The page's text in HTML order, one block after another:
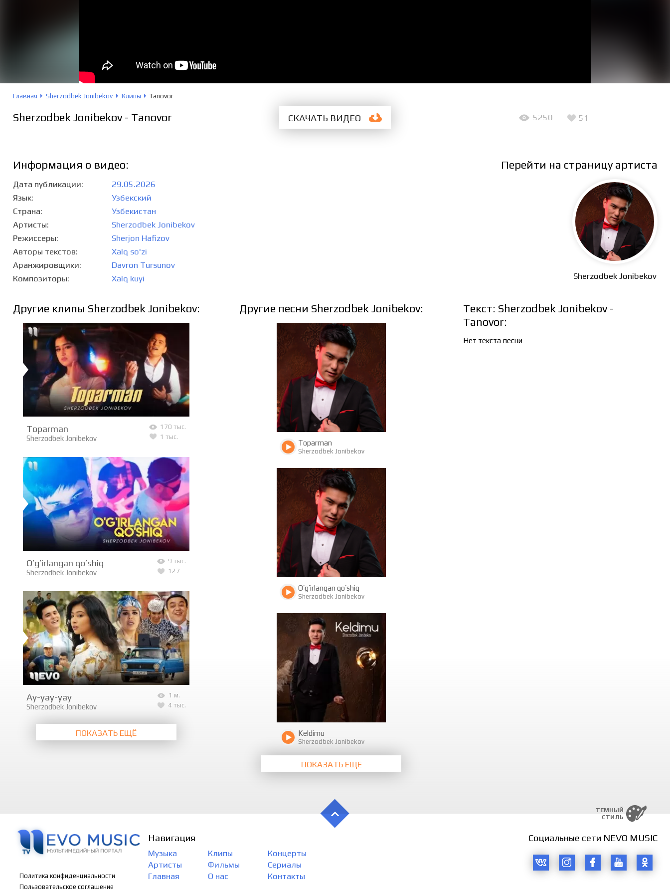
Главная Sherzodbek Jonibekov Клипы Tanovor
Sherzodbek Jonibekov - Tanovor СКАЧАТЬ ВИДЕО 5250 51
Информация о видео:
Дата публикации
29.05.2026
Язык
Узбекский
Страна
Узбекистан
Артисты
Sherzodbek Jonibekov
Режиссеры
Sherjon Hafizov
Авторы текстов
Xalq so'zi
Аранжировщики
Davron Tursunov
Композиторы
Xalq kuyi
Перейти на страницу артиста
Sherzodbek Jonibekov
Другие клипы Sherzodbek Jonibekov:
170 тыс.
1 тыс.
Toparman
Sherzodbek Jonibekov
9 тыс.
127
O’g’irlangan qo’shiq
Sherzodbek Jonibekov
1 м.
4 тыс.
Ay-yay-yay
Sherzodbek Jonibekov
ПОКАЗАТЬ ЕЩЁ
Другие песни Sherzodbek Jonibekov:
4175 1166
Toparman
Sherzodbek Jonibekov
1202 498
O’g’irlangan qo’shiq
Sherzodbek Jonibekov
1064
Keldimu
Sherzodbek Jonibekov
ПОКАЗАТЬ ЕЩЁ
Текст: Sherzodbek Jonibekov -
Tanovor:
Нет текста песни
ТЕМНЫЙ
СТИЛЬ
Политика конфиденциальности
Пользовательское соглашение
Навигация
Музыка Клипы
Концерты
Артисты
Фильмы
Сериалы
Главная
О нас Контакты
Социальные сети NEVO MUSIC